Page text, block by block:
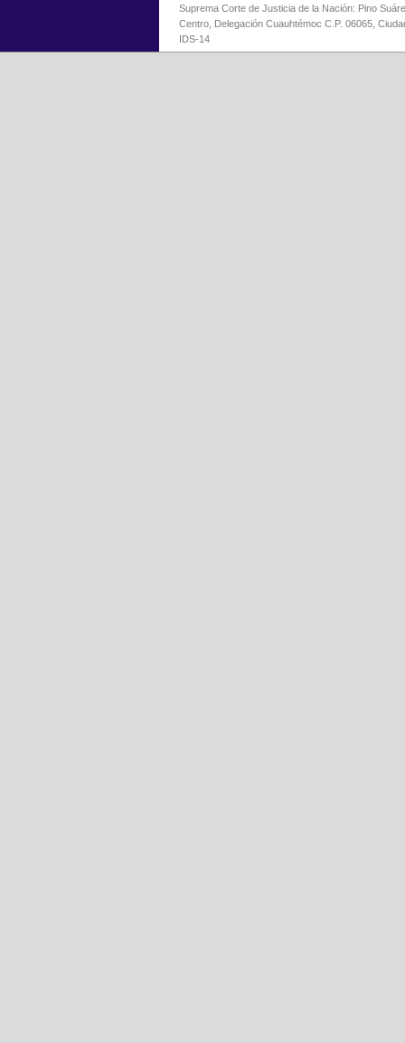
Suprema Corte de Justicia de la Nación: Pino
Centro, Delegación Cuauhtémoc C.P. 06065,
IDS-14